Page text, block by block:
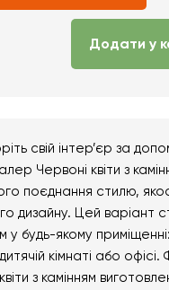
Додати у
свій інтер’єр за
Червоні квіти з
поєднання стилю,
дизайну. Цей варіант
у будь-якому приміщенні:
кімнаті або
з камінням